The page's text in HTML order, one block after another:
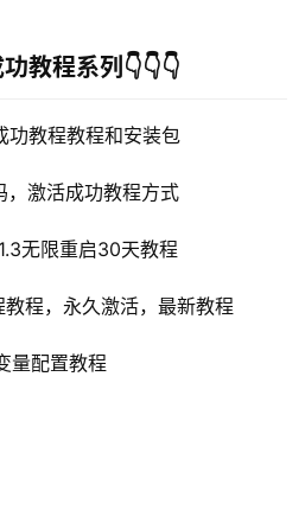
教程系列👇👇👇
教程教程和安装包
激活成功教程方式
无限重启30天教程
程，永久激活，最新教程
量配置教程